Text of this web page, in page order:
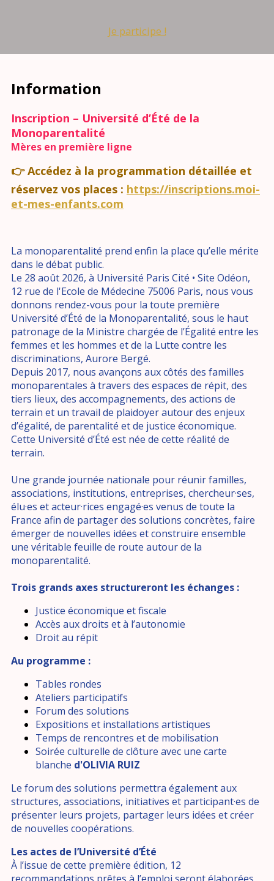
Je participe !
Information
Inscription – Université d’Été de la
Monoparentalité
Mères en première ligne
👉 Accédez à la programmation détaillée et
réservez vos places : https://inscriptions.moi-
et-mes-enfants.com
La monoparentalité prend enfin la place qu’elle mérite
dans le débat public.
Le 28 août 2026, à Université Paris Cité • Site Odéon,
12 rue de l'Ecole de Médecine 75006 Paris, nous vous
donnons rendez-vous pour la toute première
Université d’Été de la Monoparentalité, sous le haut
patronage de la Ministre chargée de l’Égalité entre les
femmes et les hommes et de la Lutte contre les
discriminations, Aurore Bergé.
Depuis 2017, nous avançons aux côtés des familles
monoparentales à travers des espaces de répit, des
tiers lieux, des accompagnements, des actions de
terrain et un travail de plaidoyer autour des enjeux
d’égalité, de parentalité et de justice économique.
Cette Université d’Été est née de cette réalité de
terrain.
Une grande journée nationale pour réunir familles,
associations, institutions, entreprises, chercheur·ses,
élu·es et acteur·rices engagé·es venus de toute la
France afin de partager des solutions concrètes, faire
émerger de nouvelles idées et construire ensemble
une véritable feuille de route autour de la
monoparentalité.
Trois grands axes structureront les échanges :
Justice économique et fiscale
Accès aux droits et à l’autonomie
Droit au répit
Au programme :
Tables rondes
Ateliers participatifs
Forum des solutions
Expositions et installations artistiques
Temps de rencontres et de mobilisation
Soirée culturelle de clôture avec une carte
blanche d'OLIVIA RUIZ
Le forum des solutions permettra également aux
structures, associations, initiatives et participant·es de
présenter leurs projets, partager leurs idées et créer
de nouvelles coopérations.
Les actes de l’Université d’Été
À l’issue de cette première édition, 12